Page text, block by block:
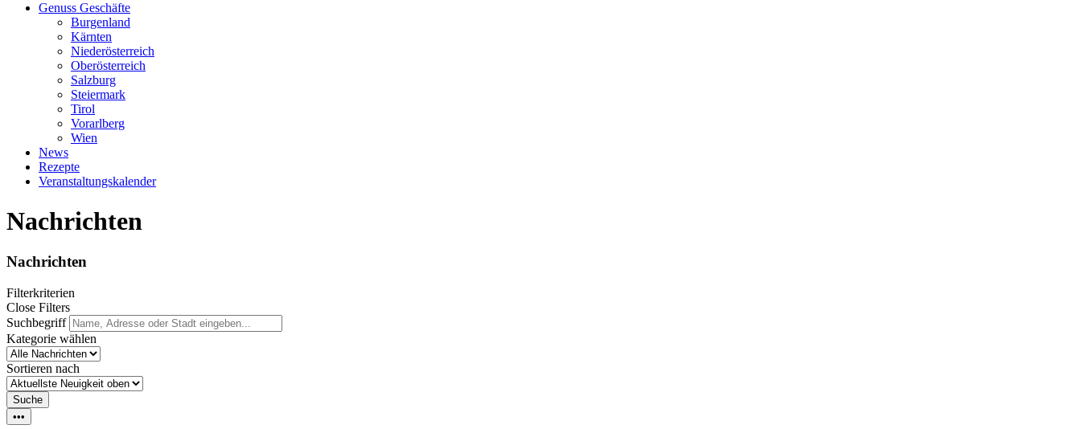
Genuss Geschäfte
Burgenland
Kärnten
Niederösterreich
Oberösterreich
Salzburg
Steiermark
Tirol
Vorarlberg
Wien
News
Rezepte
Veranstaltungskalender
Nachrichten
Nachrichten
Filterkriterien
Close Filters
Suchbegriff
Kategorie wählen
Sortieren nach
Suche
•••